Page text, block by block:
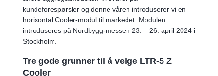
kundeforespørsler og denne våren introduserer vi en
horisontal Cooler-modul til markedet. Modulen
introduseres på Nordbygg-messen 23. – 26. april 2024 i
Stockholm.
Tre gode grunner til å velge LTR-5 Z
Cooler